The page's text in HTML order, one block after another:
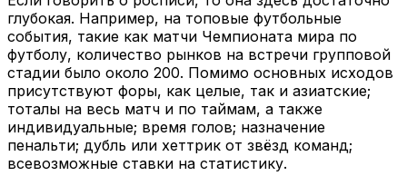
глубокая. Например, на топовые футбольные
события, такие как матчи Чемпионата мира по
футболу, количество рынков на встречи групповой
стадии было около 200. Помимо основных исходов
присутствуют форы, как целые, так и азиатские;
тоталы на весь матч и по таймам, а также
индивидуальные; время голов; назначение
пенальти; дубль или хеттрик от звёзд команд;
всевозможные ставки на статистику.